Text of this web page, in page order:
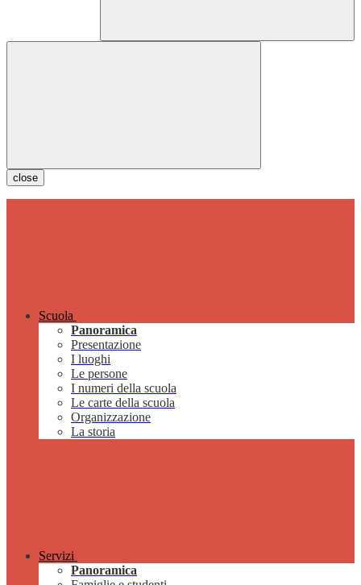
close
Scuola
Panoramica
Presentazione
I luoghi
Le persone
I numeri della scuola
Le carte della scuola
Organizzazione
La storia
Servizi
Panoramica